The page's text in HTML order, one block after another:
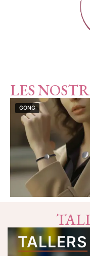
LES
GONG
TALLERS